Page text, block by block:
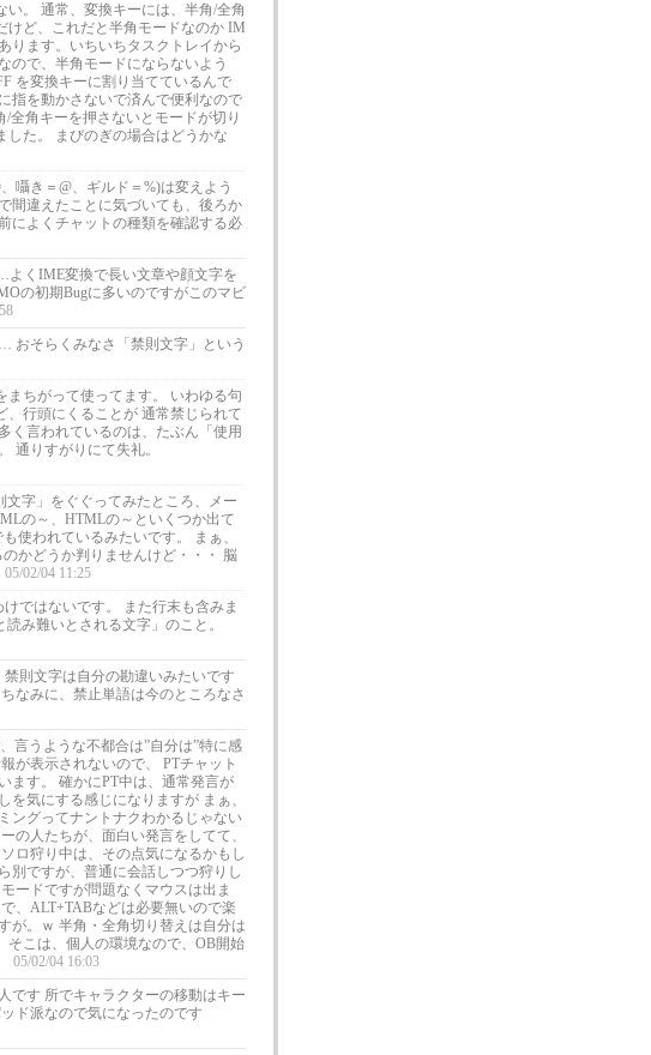
。 通常、変換キーには、半角/全角
けど、これだと半角モードなのか IM
ります。いちいちタスクトレイから
ので、半角モードにならないよう
を変換キーに割り当てているんで
指を動かさないで済んで便利なので
全角キーを押さないとモードが切り
た。 まびのぎの場合はどうかな
囁き＝@、ギルド＝%)は変えよう
間違えたことに気づいても、後ろか
によくチャットの種類を確認する必
くIME変換で長い文章や顔文字を
の初期Bugに多いのですがこのマビ
おそらくみなさ「禁則文字」という
まちがって使ってます。 いわゆる句
行頭にくることが 通常禁じられて
く言われているのは、たぶん「使用
通りすがりにて失礼。
字」をぐぐってみたところ、メー
の～、HTMLの～といくつか出て
使われているみたいです。 まぁ、
かどうか判りませんけど・・・ 脳
05/02/04 11:25
ではないです。 また行末も含みま
み難いとされる文字」のこと。
則文字は自分の勘違いみたいです
なみに、禁止単語は今のところなさ
言うような不都合は”自分は”特に感
が表示されないので、 PTチャット
ます。 確かにPT中は、通常発言が
気にする感じになりますが まぁ、
ングってナントナクわかるじゃない
の人たちが、面白い発言をしてて、
ロ狩り中は、その点気になるかもし
別ですが、普通に会話しつつ狩りし
ードですが問題なくマウスは出ま
、ALT+TABなどは必要無いので楽
が。ｗ 半角・全角切り替えは自分は
こは、個人の環境なので、OB開始
05/02/04 16:03
です 所でキャラクターの移動はキー
ド派なので気になったのです